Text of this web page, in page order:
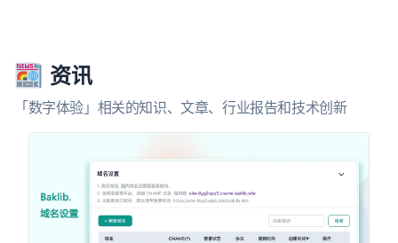
资讯
「数字体验」相关的知识、文章、行业报告和技术创新